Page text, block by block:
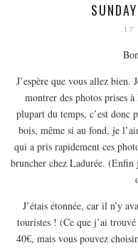
AMÉRIQUE
MEXIQUE
ESPAGNE
GRÈCE
HONGRIE
17
J’espère que vous allez bien.
montrer des photos prises
plupart du temps, c’est donc
bois, même si au fond, je
qui a pris rapidement ces
bruncher chez Ladurée. (Enfin
J’étais étonnée, car il n’y
touristes ! (Ce que j’ai
40€, mais vous pouvez